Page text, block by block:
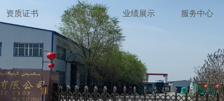
资质证书 产品中心 业绩展示 服务中心